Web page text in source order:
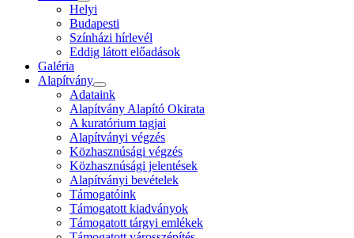
Helyi
Budapesti
Színházi hírlevél
Eddig látott előadások
Galéria
Alapítvány
Adataink
Alapítvány Alapító Okirata
A kuratórium tagjai
Alapítványi végzés
Közhasznúsági végzés
Közhasznúsági jelentések
Alapítványi bevételek
Támogatóink
Támogatott kiadványok
Támogatott tárgyi emlékek